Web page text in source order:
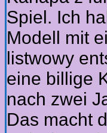
Spiel. Ich
Modell mit
listwowy
eine billige
nach zwei
Das macht